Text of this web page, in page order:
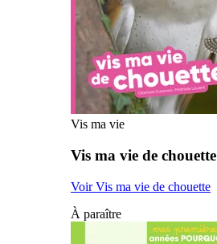
Vis ma vie
Vis ma vie de chouette
Voir Vis ma vie de chouette
À paraître